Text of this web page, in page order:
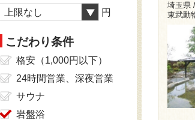
埼玉県
東武動
上限なし 円
こだわり条件
格安（1,000円以下）
24時間営業、深夜営業
サウナ
岩盤浴